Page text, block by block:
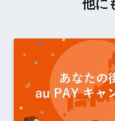
他に